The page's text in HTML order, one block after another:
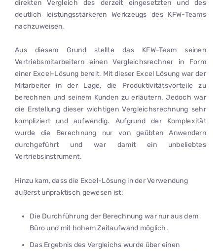
direkten Vergleich des derzeit eingesetzten und des
deutlich leistungsstärkeren Werkzeugs des KFW-Teams
nachzuweisen.
Aus diesem Grund stellte das KFW-Team seinen
Vertriebsmitarbeitern einen Vergleichsrechner in Form
einer Excel-Lösung bereit. Mit dieser Excel Lösung war der
Mitarbeiter in der Lage, die Produktivitätsvorteile zu
berechnen und seinem Kunden zu erläutern. Jedoch war
die Erstellung dieser wichtigen Vergleichsrechnung sehr
kompliziert und aufwendig. Aufgrund der Komplexität
wurde die Berechnung nur von geübten Anwendern
durchgeführt und war damit ein unbeliebtes
Vertriebsinstrument.
Hinzu kam, dass die Excel-Lösung in der Verwendung
äußerst unpraktisch gewesen ist:
Die Durchführung der Berechnung war nur aus dem
Büro und mit hohem Zeitaufwand möglich.
Das Ergebnis des Vergleichs wurde über einen